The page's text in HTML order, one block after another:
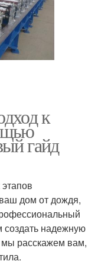
к
гайд
дом от дождя,
надежную
мы расскажем вам,